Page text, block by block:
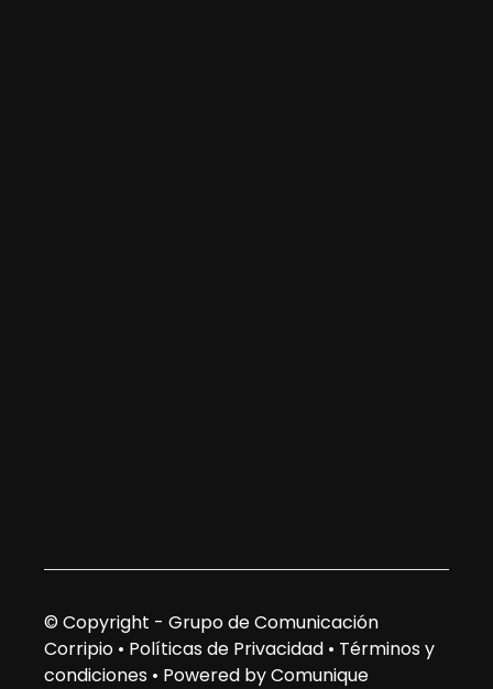
© Copyright - Grupo de Comunicación
Corripio • Políticas de Privacidad • Términos y
condiciones • Powered by Comunique